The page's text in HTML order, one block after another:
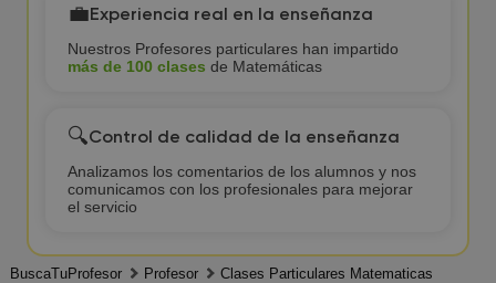
💼Experiencia real en la enseñanza
Nuestros Profesores particulares han impartido
más de 100 clases de Matemáticas
🔍Control de calidad de la enseñanza
Analizamos los comentarios de los alumnos y nos
comunicamos con los profesionales para mejorar
el servicio
BuscaTuProfesor Profesor
Clases Particulares Matematicas